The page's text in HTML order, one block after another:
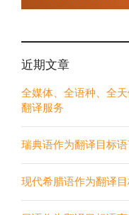
近期文章
全媒体、全语种、全
翻译服务
瑞典语作为翻译目标
现代希腊语作为翻译